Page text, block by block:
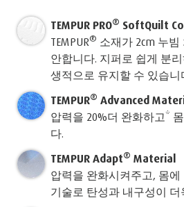
TEMPUR PRO® SoftQuilt
TEMPUR® 소재가 2cm 누
안합니다. 지퍼로 쉽게 분
생적으로 유지할 수 있습니
TEMPUR® Advanced
압력을 20%더 완화하고*
다.
TEMPUR Adapt® Material
압력을 완화시켜주고, 몸에
기술로 탄성과 내구성이